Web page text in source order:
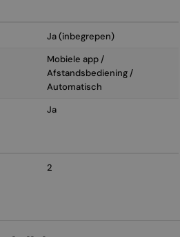
Ja (inbegrepen)
Mobiele app /
Afstandsbediening /
Automatisch
Ja
2